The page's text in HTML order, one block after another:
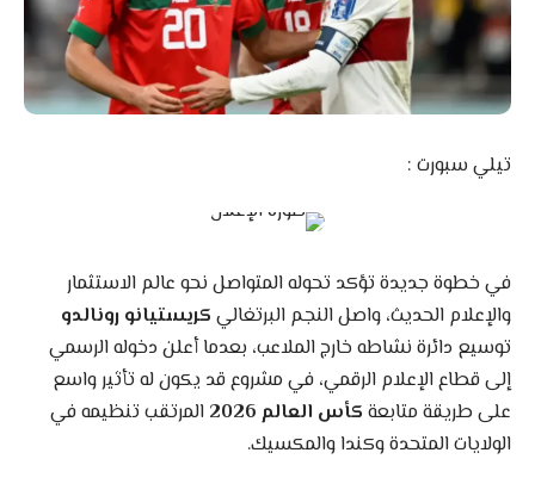
تيلي سبورت :
في خطوة جديدة تؤكد تحوله المتواصل نحو عالم الاستثمار
والإعلام الحديث، واصل النجم البرتغاليكريستيانو رونالدو
توسيع دائرة نشاطه خارج الملاعب، بعدما أعلن دخوله الرسمي
إلى قطاع الإعلام الرقمي، في مشروع قد يكون له تأثير واسع
على طريقة متابعةكأس العالم 2026
المرتقب تنظيمه في
الولايات المتحدة وكندا والمكسيك.